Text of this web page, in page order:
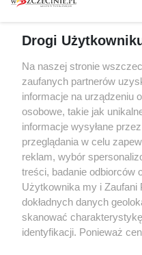
Spacery i oprowadzania
targi
Wernisaże
Więcej
Partnerzy
Praca Szczecin
Drogi
Na naszej stronie
zaufanych partnerów
informacje na urządzeniu
osobowe, takie jak
informacje wysyłane
przeglądania w celu
reklam, wybór
treści, badanie odbiorców
Użytkownika my i
dokładnych danych
skanować
identyfikacji. Ponieważ